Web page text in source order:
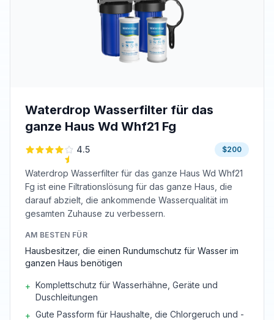
Waterdrop Wasserfilter für das
ganze Haus Wd Whf21 Fg
4.5 $200
Waterdrop Wasserfilter für das ganze Haus Wd Whf21
Fg ist eine Filtrationslösung für das ganze Haus, die
darauf abzielt, die ankommende Wasserqualität im
gesamten Zuhause zu verbessern.
AM BESTEN FÜR
Hausbesitzer, die einen Rundumschutz für Wasser im
ganzen Haus benötigen
+ Komplettschutz für Wasserhähne, Geräte und
Duschleitungen
+ Gute Passform für Haushalte, die Chlorgeruch und -